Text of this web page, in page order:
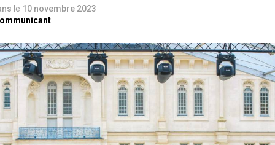
le 10 novembre 2023